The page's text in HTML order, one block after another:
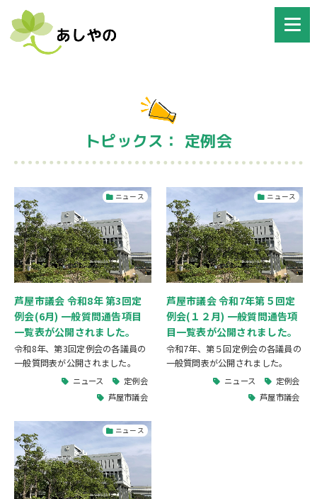
トピックス： 定例会
ニュース
芦屋市議会 令和8年 第3回定
例会(6月) 一般質問通告項目
一覧表が公開されました。
令和8年、第3回定例会の各議員の
一般質問表が公開されました。
ニュース
定例会
芦屋市議会
ニュース
芦屋市議会 令和7年第５回定
例会(１２月) 一般質問通告項
目一覧表が公開されました。
令和7年、第５回定例会の各議員の
一般質問表が公開されました。
ニュース
定例会
芦屋市議会
ニュース